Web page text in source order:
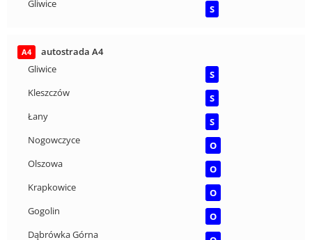
Gliwice
S
A4
autostrada A4
Gliwice
S
Kleszczów
S
Łany
S
Nogowczyce
O
Olszowa
O
Krapkowice
O
Gogolin
O
Dąbrówka Górna